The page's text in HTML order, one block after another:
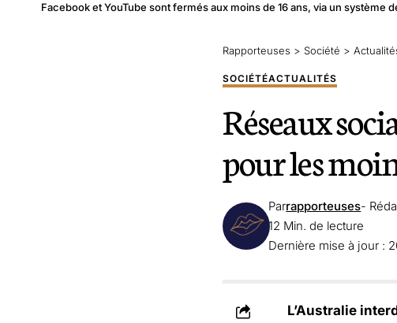
Facebook et YouTube sont fermés aux moins de 16 ans, via un système
Rapporteuses > Société >
SOCIÉTÉACTUALITÉS
Réseaux
pour les
Dernière mise à jour :
Parrapporteuses-
12 Min. de lecture
L’Australie